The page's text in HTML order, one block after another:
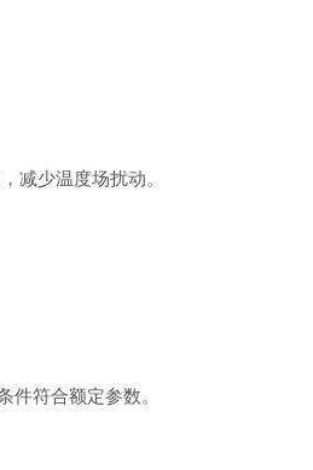
减少温度场扰动‌。
符合额定参数‌。